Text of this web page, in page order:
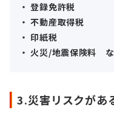
・ 登録免許税
・ 不動産取得税
・ 印紙税
・ 火災/地震保険料
3.災害リスクがあ